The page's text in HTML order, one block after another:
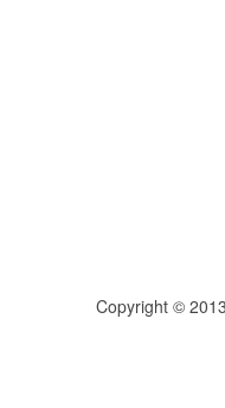
Copyright © 2013